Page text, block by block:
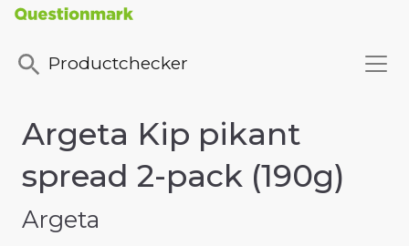
Productchecker
Argeta Kip pikant
spread 2-pack (190g)
Argeta